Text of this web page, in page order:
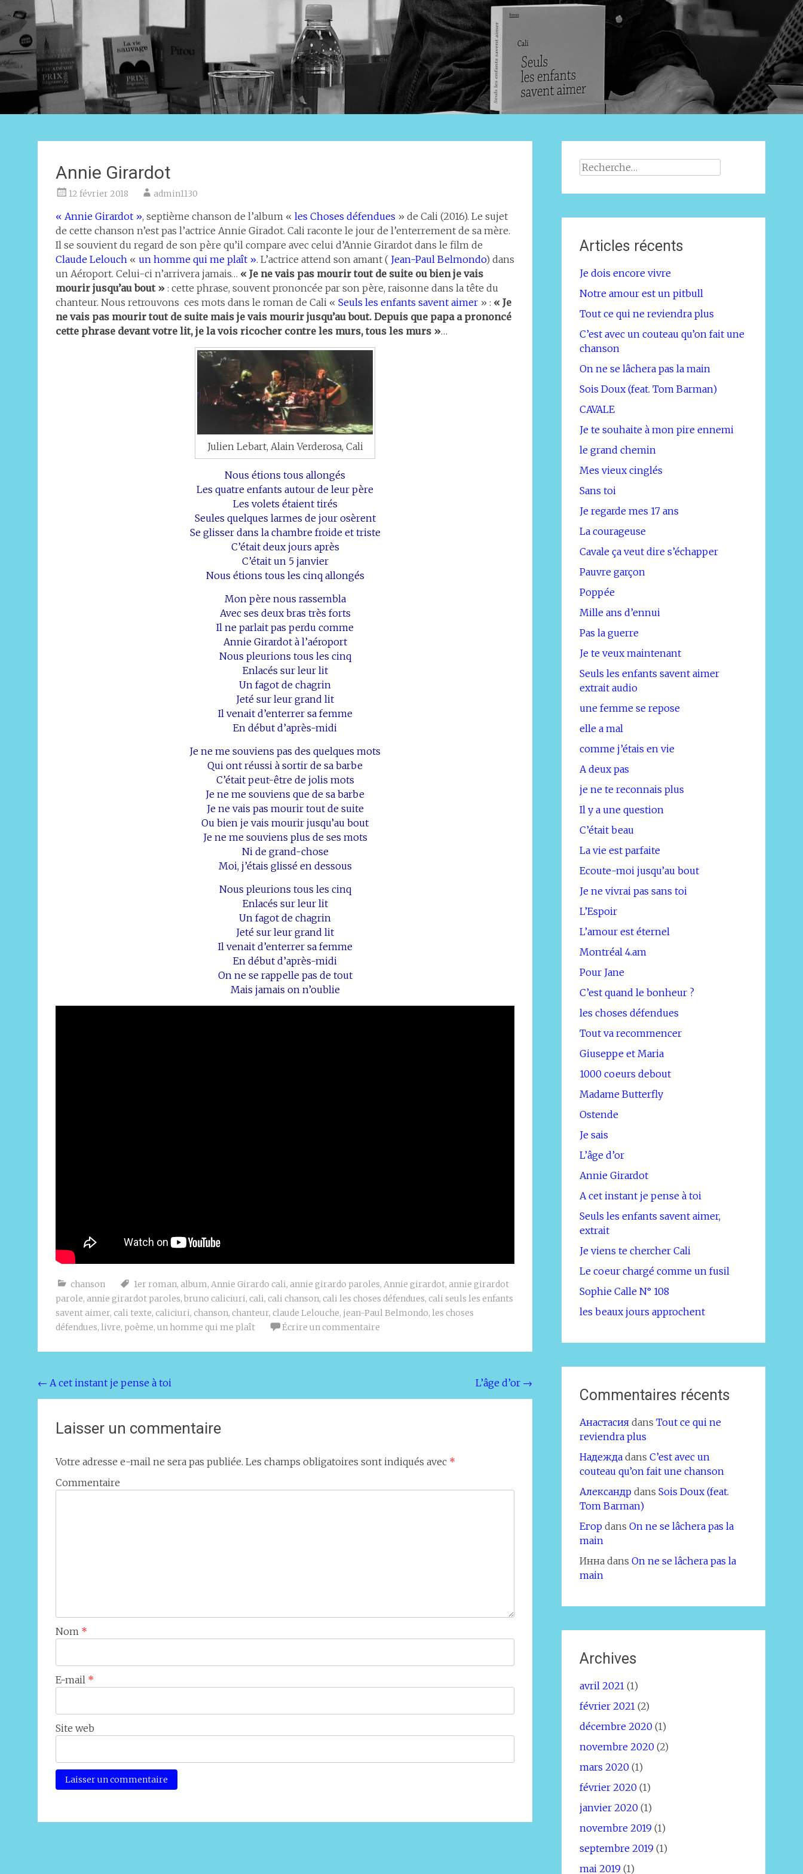
Annie Girardot
12 février 2018 admin1130
« Annie Girardot », septième chanson de l’album « les Choses défendues » de Cali (2016). Le sujet
de cette chanson n’est pas l’actrice Annie Giradot. Cali raconte le jour de l’enterrement de sa mère.
Il se souvient du regard de son père qu’il compare avec celui d’Annie Girardot dans le film de
Claude Lelouch « un homme qui me plaît ». L’actrice attend son amant ( Jean-Paul Belmondo) dans
un Aéroport. Celui-ci n’arrivera jamais… « Je ne vais pas mourir tout de suite ou bien je vais
mourir jusqu’au bout » : cette phrase, souvent prononcée par son père, raisonne dans la tête du
chanteur. Nous retrouvons ces mots dans le roman de Cali « Seuls les enfants savent aimer » : « Je
ne vais pas mourir tout de suite mais je vais mourir jusqu’au bout. Depuis que papa a prononcé
cette phrase devant votre lit, je la vois ricocher contre les murs, tous les murs »…
Julien Lebart, Alain Verderosa, Cali
Nous étions tous allongés
Les quatre enfants autour de leur père
Les volets étaient tirés
Seules quelques larmes de jour osèrent
Se glisser dans la chambre froide et triste
C’était deux jours après
C’était un 5 janvier
Nous étions tous les cinq allongés
Mon père nous rassembla
Avec ses deux bras très forts
Il ne parlait pas perdu comme
Annie Girardot à l’aéroport
Nous pleurions tous les cinq
Enlacés sur leur lit
Un fagot de chagrin
Jeté sur leur grand lit
Il venait d’enterrer sa femme
En début d’après-midi
Je ne me souviens pas des quelques mots
Qui ont réussi à sortir de sa barbe
C’était peut-être de jolis mots
Je ne me souviens que de sa barbe
Je ne vais pas mourir tout de suite
Ou bien je vais mourir jusqu’au bout
Je ne me souviens plus de ses mots
Ni de grand-chose
Moi, j’étais glissé en dessous
Nous pleurions tous les cinq
Enlacés sur leur lit
Un fagot de chagrin
Jeté sur leur grand lit
Il venait d’enterrer sa femme
En début d’après-midi
On ne se rappelle pas de tout
Mais jamais on n’oublie
chanson 1er roman, album, Annie Girardo cali, annie girardo paroles, Annie girardot, annie girardot
parole, annie girardot paroles, bruno caliciuri, cali, cali chanson, cali les choses défendues, cali seuls les enfants
savent aimer, cali texte, caliciuri, chanson, chanteur, claude Lelouche, jean-Paul Belmondo, les choses
défendues, livre, poème, un homme qui me plaît Écrire un commentaire
Navigation
de
l'article
← A cet instant je pense à toi L’âge d’or →
Laisser un commentaire
Votre adresse e-mail ne sera pas publiée. Les champs obligatoires sont indiqués avec *
Commentaire
Nom *
E-mail *
Site web
Rechercher :
Articles récents
Je dois encore vivre
Notre amour est un pitbull
Tout ce qui ne reviendra plus
C’est avec un couteau qu’on fait une
chanson
On ne se lâchera pas la main
Sois Doux (feat. Tom Barman)
CAVALE
Je te souhaite à mon pire ennemi
le grand chemin
Mes vieux cinglés
Sans toi
Je regarde mes 17 ans
La courageuse
Cavale ça veut dire s’échapper
Pauvre garçon
Poppée
Mille ans d’ennui
Pas la guerre
Je te veux maintenant
Seuls les enfants savent aimer
extrait audio
une femme se repose
elle a mal
comme j’étais en vie
A deux pas
je ne te reconnais plus
Il y a une question
C’était beau
La vie est parfaite
Ecoute-moi jusqu’au bout
Je ne vivrai pas sans toi
L’Espoir
L’amour est éternel
Montréal 4.am
Pour Jane
C’est quand le bonheur ?
les choses défendues
Tout va recommencer
Giuseppe et Maria
1000 coeurs debout
Madame Butterfly
Ostende
Je sais
L’âge d’or
Annie Girardot
A cet instant je pense à toi
Seuls les enfants savent aimer,
extrait
Je viens te chercher Cali
Le coeur chargé comme un fusil
Sophie Calle N° 108
les beaux jours approchent
Commentaires récents
Анастасияdans Tout ce qui ne
reviendra plus
Надеждаdans C’est avec un
couteau qu’on fait une chanson
Александрdans Sois Doux (feat.
Tom Barman)
Егорdans On ne se lâchera pas la
main
Иннаdans On ne se lâchera pas la
main
Archives
avril 2021(1)
février 2021(2)
décembre 2020 (1)
novembre 2020 (2)
mars 2020 (1)
février 2020 (1)
janvier 2020 (1)
novembre 2019 (1)
septembre 2019 (1)
mai 2019 (1)